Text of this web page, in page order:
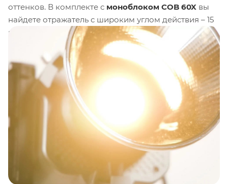
оттенков. В комплекте с моноблоком COB 60X вы
найдете отражатель с широким углом действия – 15
градусов, который позволит увеличить световой
поток и создать яркое и четкое изображение.
Осветитель COB 60X
также оснащен 9 FX
режимами, с помощью которых можно создавать
разнообразные эффекты и превращать съемку в
настоящее искусство.